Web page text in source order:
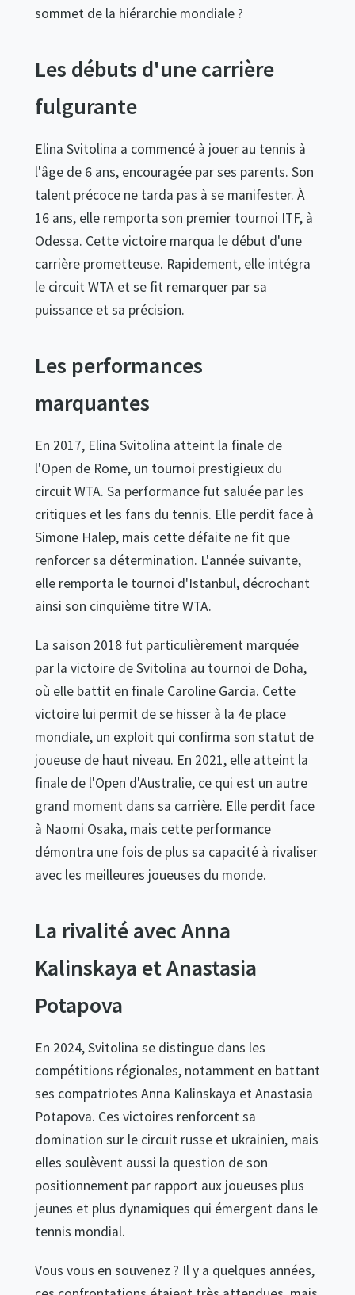
sommet de la hiérarchie mondiale ?
Les débuts d'une carrière
fulgurante
Elina Svitolina a commencé à jouer au tennis à
l'âge de 6 ans, encouragée par ses parents. Son
talent précoce ne tarda pas à se manifester. À
16 ans, elle remporta son premier tournoi ITF, à
Odessa. Cette victoire marqua le début d'une
carrière prometteuse. Rapidement, elle intégra
le circuit WTA et se fit remarquer par sa
puissance et sa précision.
Les performances
marquantes
En 2017, Elina Svitolina atteint la finale de
l'Open de Rome, un tournoi prestigieux du
circuit WTA. Sa performance fut saluée par les
critiques et les fans du tennis. Elle perdit face à
Simone Halep, mais cette défaite ne fit que
renforcer sa détermination. L'année suivante,
elle remporta le tournoi d'Istanbul, décrochant
ainsi son cinquième titre WTA.
La saison 2018 fut particulièrement marquée
par la victoire de Svitolina au tournoi de Doha,
où elle battit en finale Caroline Garcia. Cette
victoire lui permit de se hisser à la 4e place
mondiale, un exploit qui confirma son statut de
joueuse de haut niveau. En 2021, elle atteint la
finale de l'Open d'Australie, ce qui est un autre
grand moment dans sa carrière. Elle perdit face
à Naomi Osaka, mais cette performance
démontra une fois de plus sa capacité à rivaliser
avec les meilleures joueuses du monde.
La rivalité avec Anna
Kalinskaya et Anastasia
Potapova
En 2024, Svitolina se distingue dans les
compétitions régionales, notamment en battant
ses compatriotes Anna Kalinskaya et Anastasia
Potapova. Ces victoires renforcent sa
domination sur le circuit russe et ukrainien, mais
elles soulèvent aussi la question de son
positionnement par rapport aux joueuses plus
jeunes et plus dynamiques qui émergent dans le
tennis mondial.
Vous vous en souvenez ? Il y a quelques années,